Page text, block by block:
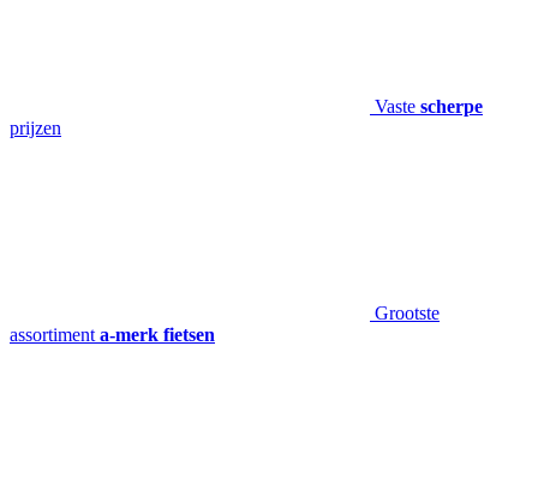
Vaste scherpe
prijzen
Grootste
assortiment a-merk fietsen